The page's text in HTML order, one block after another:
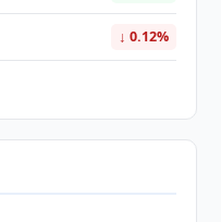
↓ 0.12%